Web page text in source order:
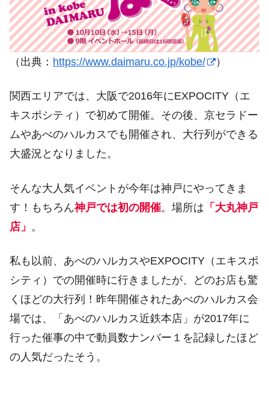
（出典： https://www.daimaru.co.jp/kobe/ ）
関西エリアでは、大阪で2016年にEXPOCITY（エ
キスポシティ）で初めて開催。その後、京セラドー
ムやあべのハルカスでも開催され、大行列ができる
大盛況となりました。
そんな大人気イベントが今年は神戸にやってきま
す！もちろん神戸では初の開催。場所は 「大丸神戸
店」 。
私も以前、あべのハルカスやEXPOCITY（エキスポ
シティ）での開催時に行きましたが、どのお店も驚
くほどの大行列！昨年開催されたあべのハルカス会
場では、「あべのハルカス近鉄本店」が2017年に
行った催事の中で動員数ナンバー１を記録したほど
の人気だったそう。